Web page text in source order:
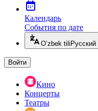
Календарь
События по дате
O’zbek tili Русский
Войти
Кино
Концерты
Театры